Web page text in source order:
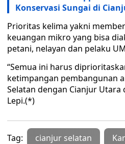
Konservasi Sungai di
Prioritas kelima yakni
keuangan mikro yang bisa
petani, nelayan dan pelaku
“Semua ini harus
ketimpangan pembangunan
Selatan dengan Cianjur Utara
Lepi.(*)
Tag: cianjur selatan